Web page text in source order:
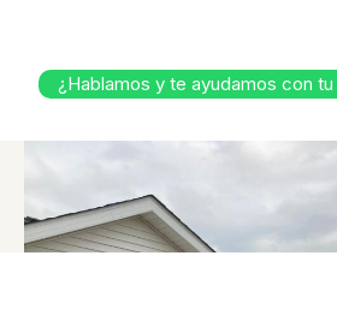
¿Hablamos y te ayudamos con